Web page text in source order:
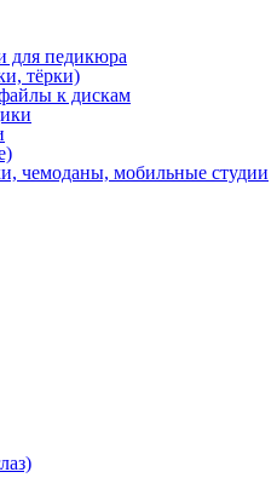
для педикюра
тёрки)
к дискам
чемоданы, мобильные студии